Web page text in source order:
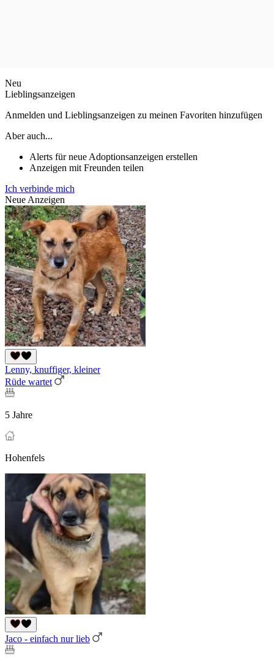
Neu
Lieblingsanzeigen
Anmelden und Lieblingsanzeigen zu meinen Favoriten hinzufügen
Aber auch...
Alerts für neue Adoptionsanzeigen erstellen
Anzeigen mit Freunden teilen
Ich verbinde mich
Neue Anzeigen
Lenny, knuffiger, kleiner
Rüde wartet
5 Jahre
Hohenfels
Jaco - einfach nur lieb